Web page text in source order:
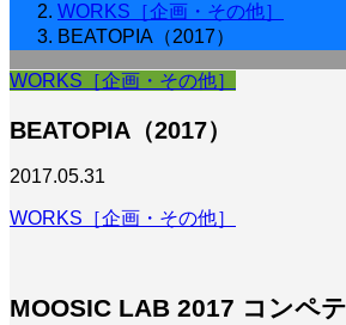
WORKS［企画・その他］
BEATOPIA（2017）
WORKS［企画・その他］
BEATOPIA（2017）
2017.05.31
WORKS［企画・その他］
MOOSIC LAB 2017 コンペ